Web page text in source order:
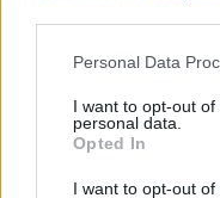
Please note that this
not limited to your visit
grant or deny consent
use your data for
consent section.
Personal Data
I want to opt-out
personal data.
Opted In
I want to opt-out